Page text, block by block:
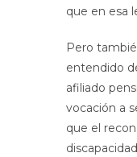
que en esa
Pero
entendido
afiliado
vocación a
que el